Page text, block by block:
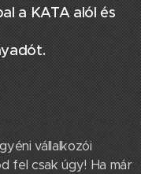
a KATA alól és
vállalkozói
fel csak úgy! Ha már